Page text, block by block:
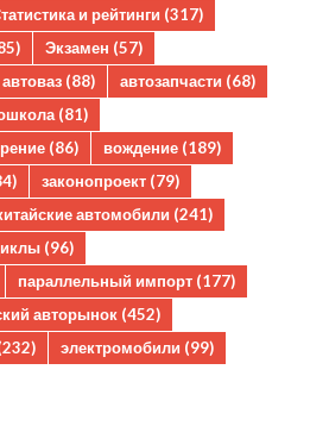
и рейтинги (317)
Экзамен (57)
автоваз (88) автозапчасти (68)
(81)
(86) вождение (189)
законопроект (79)
автомобили (241)
(96)
параллельный импорт (177)
авторынок (452)
электромобили (99)